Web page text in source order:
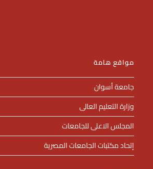
مواقع هامة
جامعة أسوان
وزارة التعليم العالى
المجلس الاعلى للجامعات
إتحاد مكتبات الجامعات المصرية